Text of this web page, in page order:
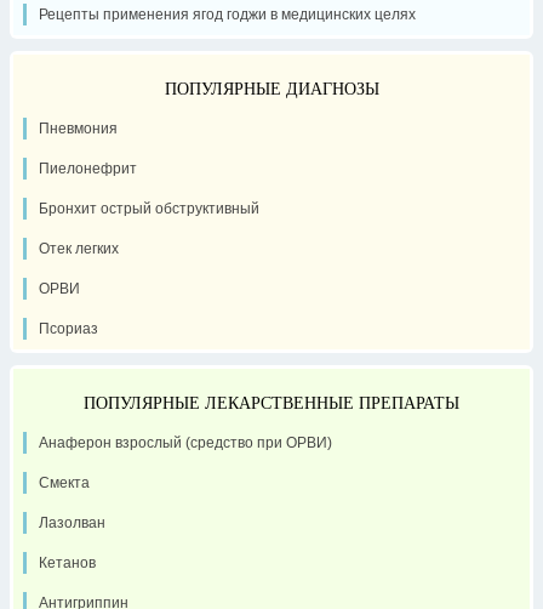
Рецепты применения ягод годжи в медицинских целях
ПОПУЛЯРНЫЕ ДИАГНОЗЫ
Пневмония
Пиелонефрит
Бронхит острый обструктивный
Отек легких
ОРВИ
Псориаз
ПОПУЛЯРНЫЕ ЛЕКАРСТВЕННЫЕ ПРЕПАРАТЫ
Анаферон взрослый (средство при ОРВИ)
Смекта
Лазолван
Кетанов
Антигриппин